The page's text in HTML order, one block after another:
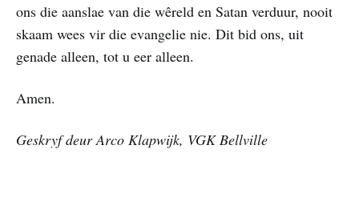
ons die aanslae van die wêreld en Satan verduur, nooit
skaam wees vir die evangelie nie. Dit bid ons, uit
genade alleen, tot u eer alleen.
Amen.
Geskryf deur Arco Klapwijk, VGK Bellville